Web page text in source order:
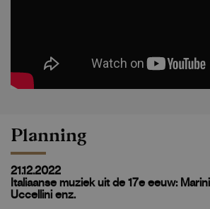
Planning
21.12.2022
Italiaanse muziek uit de 17e eeuw:
Uccellini enz.